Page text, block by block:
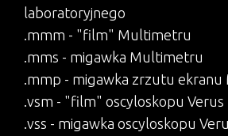
laboratoryjnego
.mmm - "film" Multimetru
.mms - migawka Multimetru
.mmp - migawka zrzutu
.vsm - "film" oscyloskopu Verus
.vss - migawka oscyloskopu